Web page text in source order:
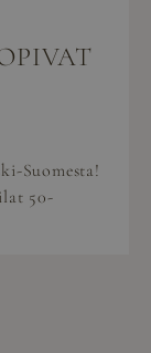
Suomesta!
50-